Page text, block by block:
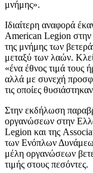
μνήμης».
Ιδιαίτερη αναφορά
American Legion στην
της μνήμης των
μεταξύ των λαών.
«ένα έθνος τιμά τους
αλλά με συνεχή
τις οποίες
Στην εκδήλωση
οργανώσεων στην
Legion και της
των Ενόπλων
μέλη οργανώσεων
τιμής στους πεσόντες.